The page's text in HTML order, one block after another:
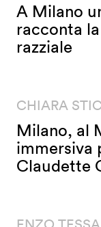
A Milano
racconta
razziale
CHIARA
Milano, al
immersiva
Claudette